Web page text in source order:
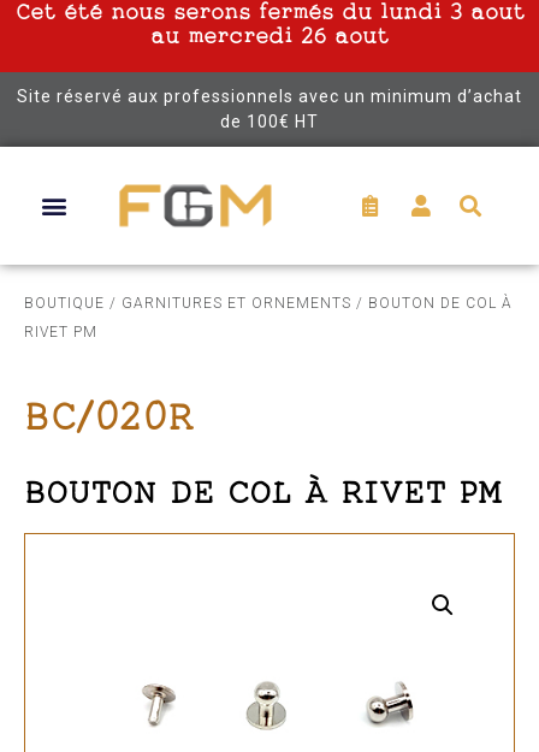
Cet été nous serons fermés du lundi 3 aout
au mercredi 26 aout
Site réservé aux professionnels avec un minimum d’achat
de 100€ HT
BOUTIQUE / GARNITURES ET ORNEMENTS / BOUTON DE COL À
RIVET PM
BC/020R
BOUTON DE COL À RIVET PM